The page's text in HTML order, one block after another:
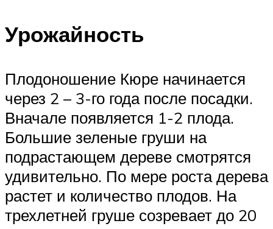
Урожайность
Плодоношение Кюре начинается
через 2 – 3-го года после посадки.
Вначале появляется 1-2 плода.
Большие зеленые груши на
подрастающем дереве смотрятся
удивительно. По мере роста дерева
растет и количество плодов. На
трехлетней груше созревает до 20